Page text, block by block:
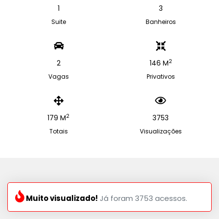
1
Suite
3
Banheiros
2
Vagas
146 M2
Privativos
179 M2
Totais
3753
Visualizações
Muito visualizado! Já foram 3753 acessos.